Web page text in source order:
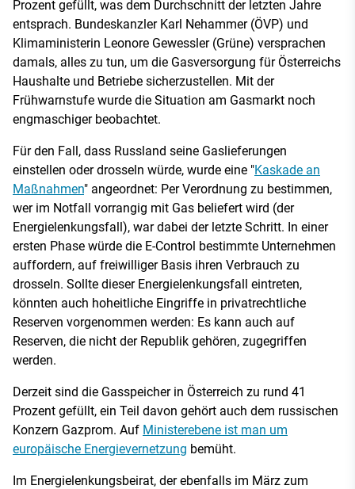
Prozent gefüllt, was dem Durchschnitt der letzten Jahre
entsprach. Bundeskanzler Karl Nehammer (ÖVP) und
Klimaministerin Leonore Gewessler (Grüne) versprachen
damals, alles zu tun, um die Gasversorgung für Österreichs
Haushalte und Betriebe sicherzustellen. Mit der
Frühwarnstufe wurde die Situation am Gasmarkt noch
engmaschiger beobachtet.
Für den Fall, dass Russland seine Gaslieferungen
einstellen oder drosseln würde, wurde eine "Kaskade an
Maßnahmen" angeordnet: Per Verordnung zu bestimmen,
wer im Notfall vorrangig mit Gas beliefert wird (der
Energielenkungsfall), war dabei der letzte Schritt. In einer
ersten Phase würde die E-Control bestimmte Unternehmen
auffordern, auf freiwilliger Basis ihren Verbrauch zu
drosseln. Sollte dieser Energielenkungsfall eintreten,
könnten auch hoheitliche Eingriffe in privatrechtliche
Reserven vorgenommen werden: Es kann auch auf
Reserven, die nicht der Republik gehören, zugegriffen
werden.
Derzeit sind die Gasspeicher in Österreich zu rund 41
Prozent gefüllt, ein Teil davon gehört auch dem russischen
Konzern Gazprom. Auf Ministerebene ist man um
europäische Energievernetzung bemüht.
Im Energielenkungsbeirat, der ebenfalls im März zum